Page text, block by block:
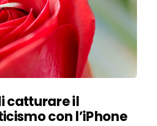
catturare il
con l’iPhone